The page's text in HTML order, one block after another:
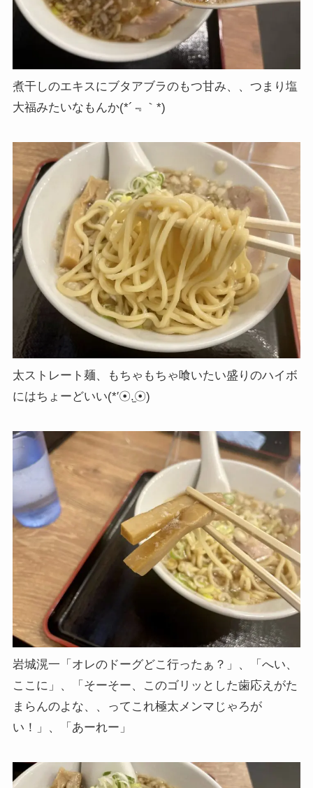
煮干しのエキスにブタアブラのもつ甘み、、つまり塩
大福みたいなもんか(*´﹃｀*)
太ストレート麺、もちゃもちゃ喰いたい盛りのハイボ
にはちょーどいい(*′☉.̫☉)
岩城滉一「オレのドーグどこ行ったぁ？」、「へい、
ここに」、「そーそー、このゴリッとした歯応えがた
まらんのよな、、ってこれ極太メンマじゃろが
い！」、「あーれー」